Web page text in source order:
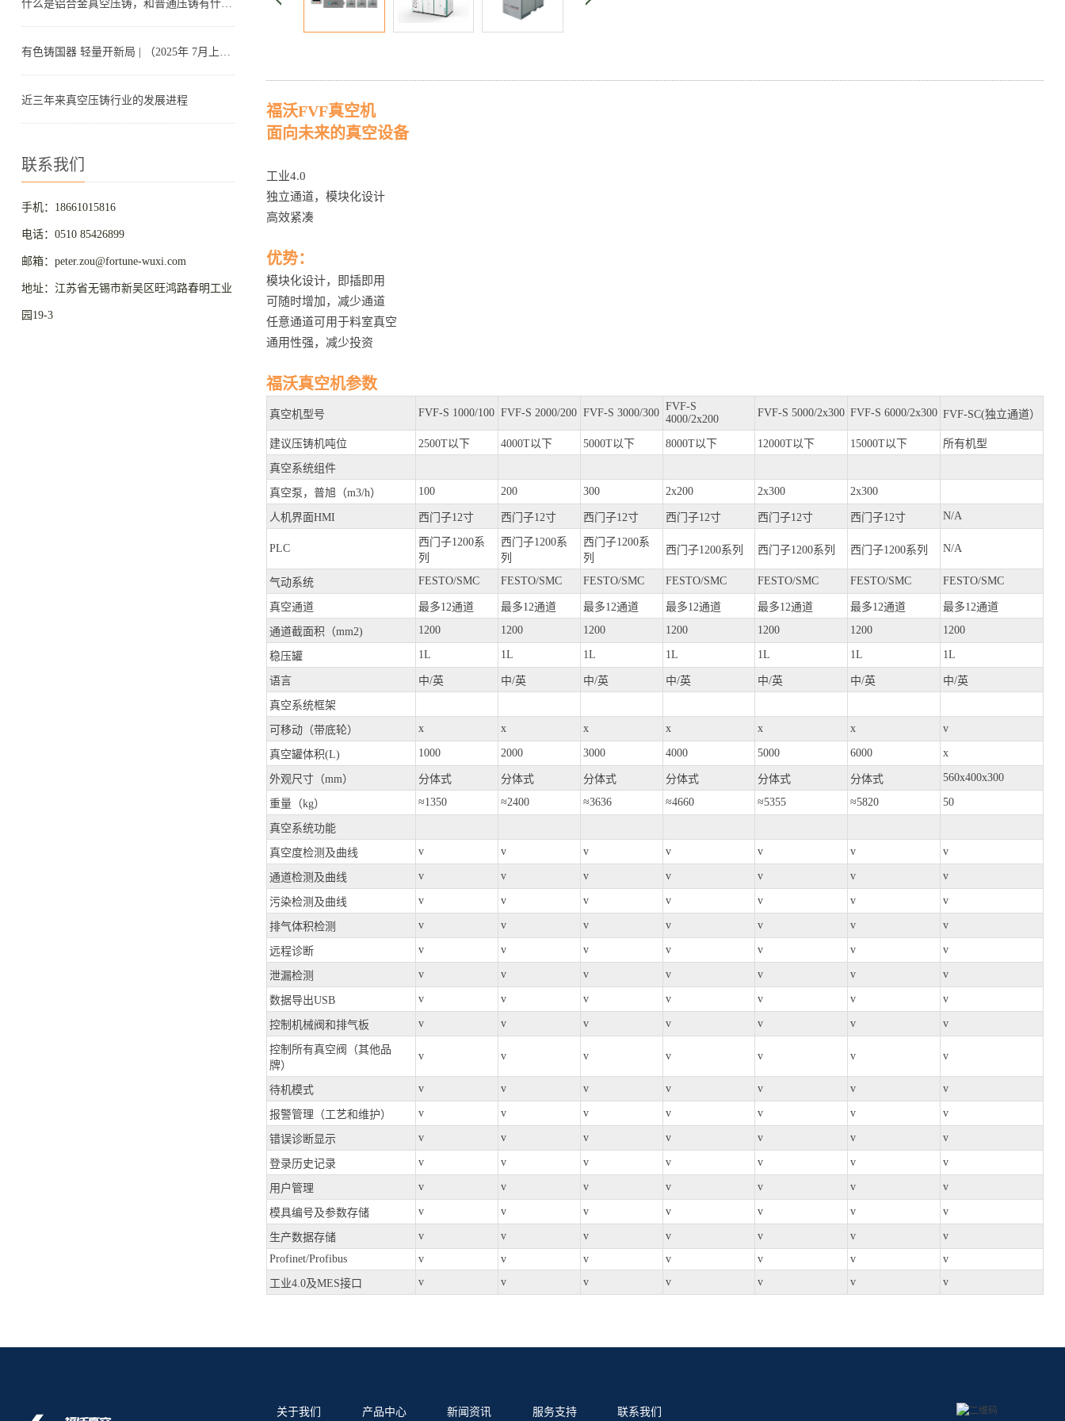
什么是铝合金真空压铸，和普通压铸有什么区别？
有色铸国器 轻量开新局 | （2025年 7月上海）第8届有色合金及特种铸造技术国际论坛
近三年来真空压铸行业的发展进程
联系我们
手机：18661015816
电话：0510 85426899
邮箱：peter.zou@fortune-wuxi.com
地址：江苏省无锡市新吴区旺鸿路春明工业
园19-3
福沃FVF真空机
面向未来的真空设备
工业4.0
独立通道，模块化设计
高效紧凑
优势：
模块化设计，即插即用
可随时增加，减少通道
任意通道可用于料室真空
通用性强，减少投资
福沃真空机参数
真空机型号 FVF-S 1000/100 FVF-S 2000/200 FVF-S 3000/300
FVF-S
4000/2x200
FVF-S 5000/2x300 FVF-S 6000/2x300 FVF-SC(独立通道）
建议压铸机吨位 2500T以下 4000T以下 5000T以下 8000T以下 12000T以下 15000T以下 所有机型
真空系统组件
真空泵，普旭（m3/h） 100 200 300 2x200 2x300 2x300
人机界面HMI 西门子12寸 西门子12寸 西门子12寸 西门子12寸 西门子12寸 西门子12寸 N/A
PLC
西门子1200系
列
西门子1200系
列
西门子1200系
列
西门子1200系列 西门子1200系列 西门子1200系列 N/A
气动系统 FESTO/SMC FESTO/SMC FESTO/SMC FESTO/SMC FESTO/SMC FESTO/SMC FESTO/SMC
真空通道 最多12通道 最多12通道 最多12通道 最多12通道 最多12通道 最多12通道 最多12通道
通道截面积（mm2) 1200 1200 1200 1200 1200 1200 1200
稳压罐 1L 1L 1L 1L 1L 1L 1L
语言 中/英 中/英 中/英 中/英 中/英 中/英 中/英
真空系统框架
可移动（带底轮） x x x x x x v
真空罐体积(L) 1000 2000 3000 4000 5000 6000 x
外观尺寸（mm） 分体式 分体式 分体式 分体式 分体式 分体式 560x400x300
重量（kg） ≈1350 ≈2400 ≈3636 ≈4660 ≈5355 ≈5820 50
真空系统功能
真空度检测及曲线 v v v v v v v
通道检测及曲线 v v v v v v v
污染检测及曲线 v v v v v v v
排气体积检测 v v v v v v v
远程诊断 v v v v v v v
泄漏检测 v v v v v v v
数据导出USB v v v v v v v
控制机械阀和排气板 v v v v v v v
控制所有真空阀（其他品
牌）
v v v v v v v
待机模式 v v v v v v v
报警管理（工艺和维护） v v v v v v v
错误诊断显示 v v v v v v v
登录历史记录 v v v v v v v
用户管理 v v v v v v v
模具编号及参数存储 v v v v v v v
生产数据存储 v v v v v v
v
Profinet/Profibus
v v v v v v v
工业4.0及MES接口 v v v v v v v
关于我们 产品中心 新闻资讯 服务支持 联系我们